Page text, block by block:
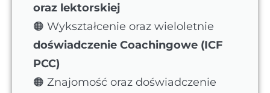
oraz lektorskiej
🟠 Wykształcenie oraz wieloletnie
doświadczenie Coachingowe (ICF
PCC)
🟠 Znajomość oraz doświadczenie